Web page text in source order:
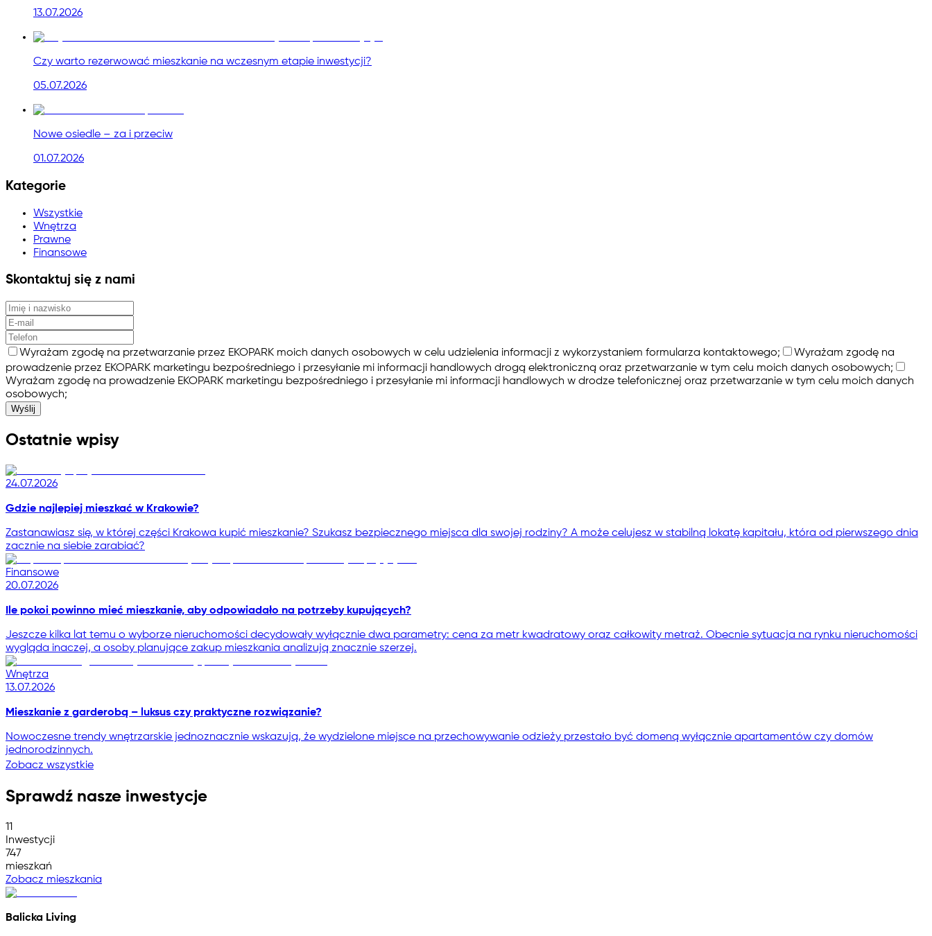
13.07.2026
Czy warto rezerwować mieszkanie na wczesnym etapie inwestycji?
05.07.2026
Nowe osiedle – za i przeciw
01.07.2026
Kategorie
Wszystkie
Wnętrza
Prawne
Finansowe
Skontaktuj się z nami
Wyrażam zgodę na przetwarzanie przez EKOPARK moich danych osobowych w celu udzielenia informacji z wykorzystaniem formularza kontaktowego;
Wyrażam zgodę na
prowadzenie przez EKOPARK marketingu bezpośredniego i przesyłanie mi informacji handlowych drogą elektroniczną oraz przetwarzanie w tym celu moich danych osobowych;
Wyrażam zgodę na prowadzenie EKOPARK marketingu bezpośredniego i przesyłanie mi informacji handlowych w drodze telefonicznej oraz przetwarzanie w tym celu moich danych
osobowych;
Wyślij
Ostatnie wpisy
24.07.2026
Gdzie najlepiej mieszkać w Krakowie?
Zastanawiasz się, w której części Krakowa kupić mieszkanie? Szukasz bezpiecznego miejsca dla swojej rodziny? A może celujesz w stabilną lokatę kapitału, która od pierwszego dnia
zacznie na siebie zarabiać?
Finansowe
20.07.2026
Ile pokoi powinno mieć mieszkanie, aby odpowiadało na potrzeby kupujących?
Jeszcze kilka lat temu o wyborze nieruchomości decydowały wyłącznie dwa parametry: cena za metr kwadratowy oraz całkowity metraż. Obecnie sytuacja na rynku nieruchomości
wygląda inaczej, a osoby planujące zakup mieszkania analizują znacznie szerzej.
Wnętrza
13.07.2026
Mieszkanie z garderobą – luksus czy praktyczne rozwiązanie?
Nowoczesne trendy wnętrzarskie jednoznacznie wskazują, że wydzielone miejsce na przechowywanie odzieży przestało być domeną wyłącznie apartamentów czy domów
jednorodzinnych.
Zobacz wszystkie
Sprawdź nasze inwestycje
11
Inwestycji
747
mieszkań
Zobacz mieszkania
Balicka Living